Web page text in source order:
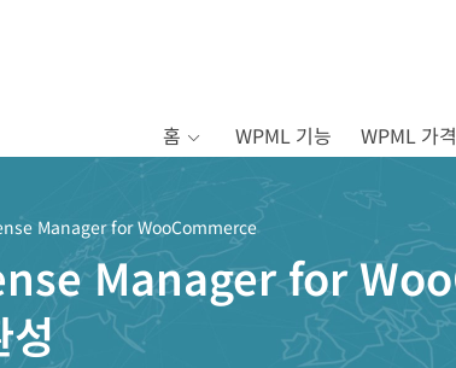
홈 WPML 기능 WPML 가
Manager for WooCommerce
Manager for
성